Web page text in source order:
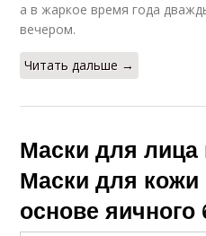
а в жаркое время года
вечером.
Читать дальше →
Маски для лица
Маски для кожи
основе яичного